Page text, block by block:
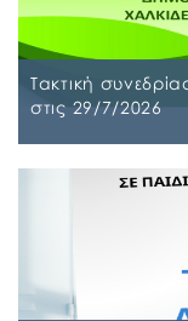
Τακτική
στις 29/7/2026
Τακτική
διεξαχθεί στο
Ληλαντίων και
Ιουλίου 2026
λήψη απόφασης